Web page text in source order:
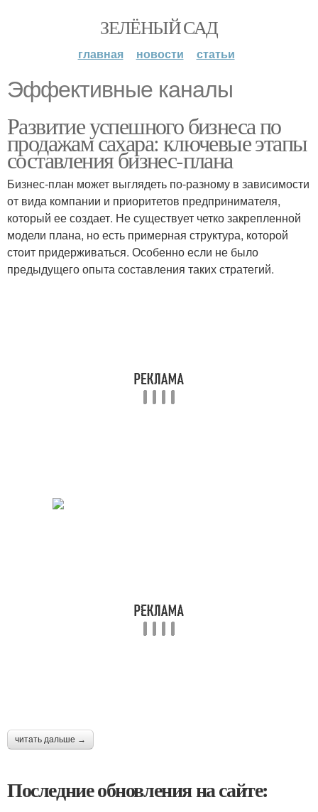
ЗЕЛЁНЫЙ САД
главная новости статьи
Эффективные каналы
Развитие успешного бизнеса по
продажам сахара: ключевые этапы
составления бизнес-плана
Бизнес-план может выглядеть по-разному в зависимости
от вида компании и приоритетов предпринимателя,
который ее создает. Не существует четко закрепленной
модели плана, но есть примерная структура, которой
стоит придерживаться. Особенно если не было
предыдущего опыта составления таких стратегий.
читать дальше →
Последние обновления на сайте: